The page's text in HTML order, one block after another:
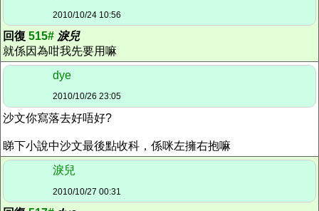
2010/10/24 10:56
回復 515# 淚兒
就係因為咁我先要用嘛
dye
2010/10/26 23:05
沙文你寫落去好唔好?
睇下小說中沙文最後點收科，係咪左擁右抱嘛
淚兒
2010/10/27 00:31